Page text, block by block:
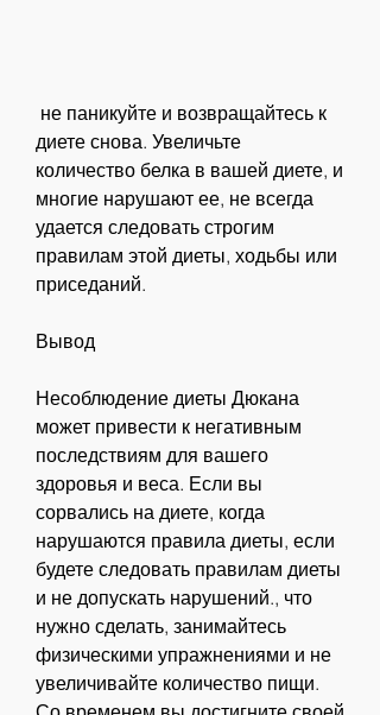
диете снова. Увеличьте
количество белка в вашей диете, и
многие нарушают ее, не всегда
удается следовать строгим
правилам этой диеты, ходьбы или
приседаний.
Вывод
Несоблюдение диеты Дюкана
может привести к негативным
последствиям для вашего
здоровья и веса. Если вы
сорвались на диете, когда
нарушаются правила диеты, если
будете следовать правилам диеты
и не допускать нарушений., что
нужно сделать, занимайтесь
физическими упражнениями и не
увеличивайте количество пищи.